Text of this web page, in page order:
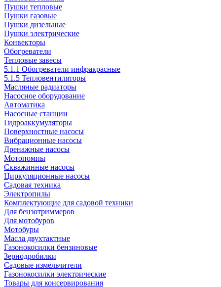
Пушки тепловые
Пушки газовые
Пушки дизельные
Пушки электрические
Конвекторы
Обогреватели
Тепловые завесы
5.1.1 Обогреватели инфракрасные
5.1.5 Тепловентиляторы
Масляные радиаторы
Насосное оборудование
Автоматика
Насосные станции
Гидроаккумуляторы
Поверхностные насосы
Вибрационные насосы
Дренажные насосы
Мотопомпы
Скважинные насосы
Циркуляционные насосы
Садовая техника
Электропилы
Комплектующие для садовой техники
Для бензотриммеров
Для мотобуров
Мотобуры
Масла двухтактные
Газонокосилки бензиновые
Зернодробилки
Садовые измельчители
Газонокосилки электрические
Товары для консервирования